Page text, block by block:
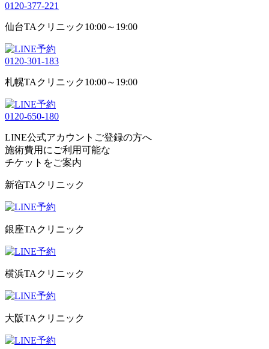
0120-377-221
仙台TAクリニック10:00～19:00
0120-301-183
札幌TAクリニック10:00～19:00
0120-650-180
LINE公式アカウントご登録の方へ
施術費用にご利用可能な
チケット をご案内
新宿TAクリニック
銀座TAクリニック
横浜TAクリニック
大阪TAクリニック